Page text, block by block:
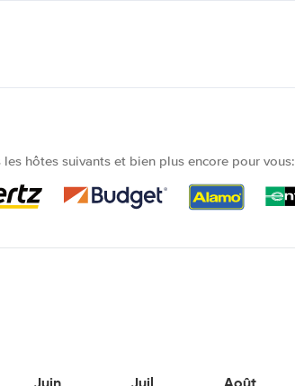
hôtes suivants et bien plus encore pour vous: